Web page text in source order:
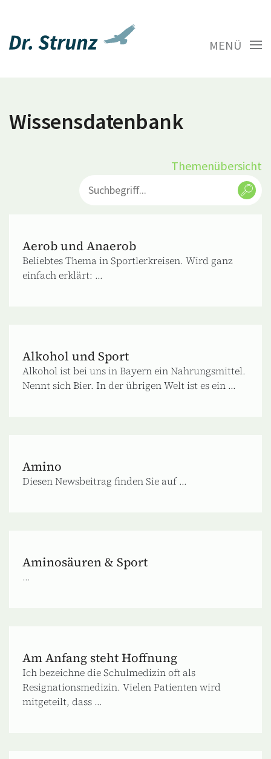
MENÜ
Wissensdatenbank
Themenübersicht
Aerob und Anaerob
Beliebtes Thema in Sportlerkreisen. Wird ganz
einfach erklärt: ...
Alkohol und Sport
Alkohol ist bei uns in Bayern ein Nahrungsmittel.
Nennt sich Bier. In der übrigen Welt ist es ein ...
Amino
Diesen Newsbeitrag finden Sie auf ...
Aminosäuren & Sport
...
Am Anfang steht Hoffnung
Ich bezeichne die Schulmedizin oft als
Resignationsmedizin. Vielen Patienten wird
mitgeteilt, dass ...